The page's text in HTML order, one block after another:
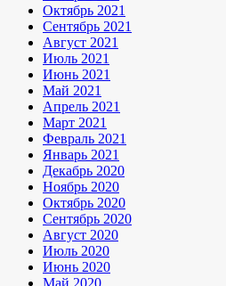
Октябрь 2021
Сентябрь 2021
Август 2021
Июль 2021
Июнь 2021
Май 2021
Апрель 2021
Март 2021
Февраль 2021
Январь 2021
Декабрь 2020
Ноябрь 2020
Октябрь 2020
Сентябрь 2020
Август 2020
Июль 2020
Июнь 2020